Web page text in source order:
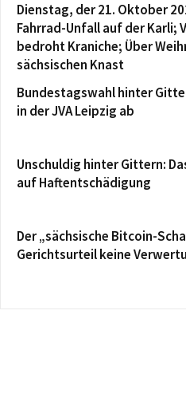
Dienstag, der 21. Oktober
Fahrrad-Unfall auf der Karli;
bedroht Kraniche; Über
sächsischen Knast
Bundestagswahl hinter
in der JVA Leipzig ab
Unschuldig hinter Gittern:
auf Haftentschädigung
Der „sächsische Bitcoin-
Gerichtsurteil keine